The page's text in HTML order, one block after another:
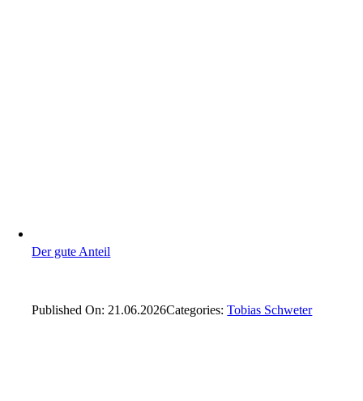
Der gute Anteil
Published On: 21.06.2026Categories:Tobias Schweter